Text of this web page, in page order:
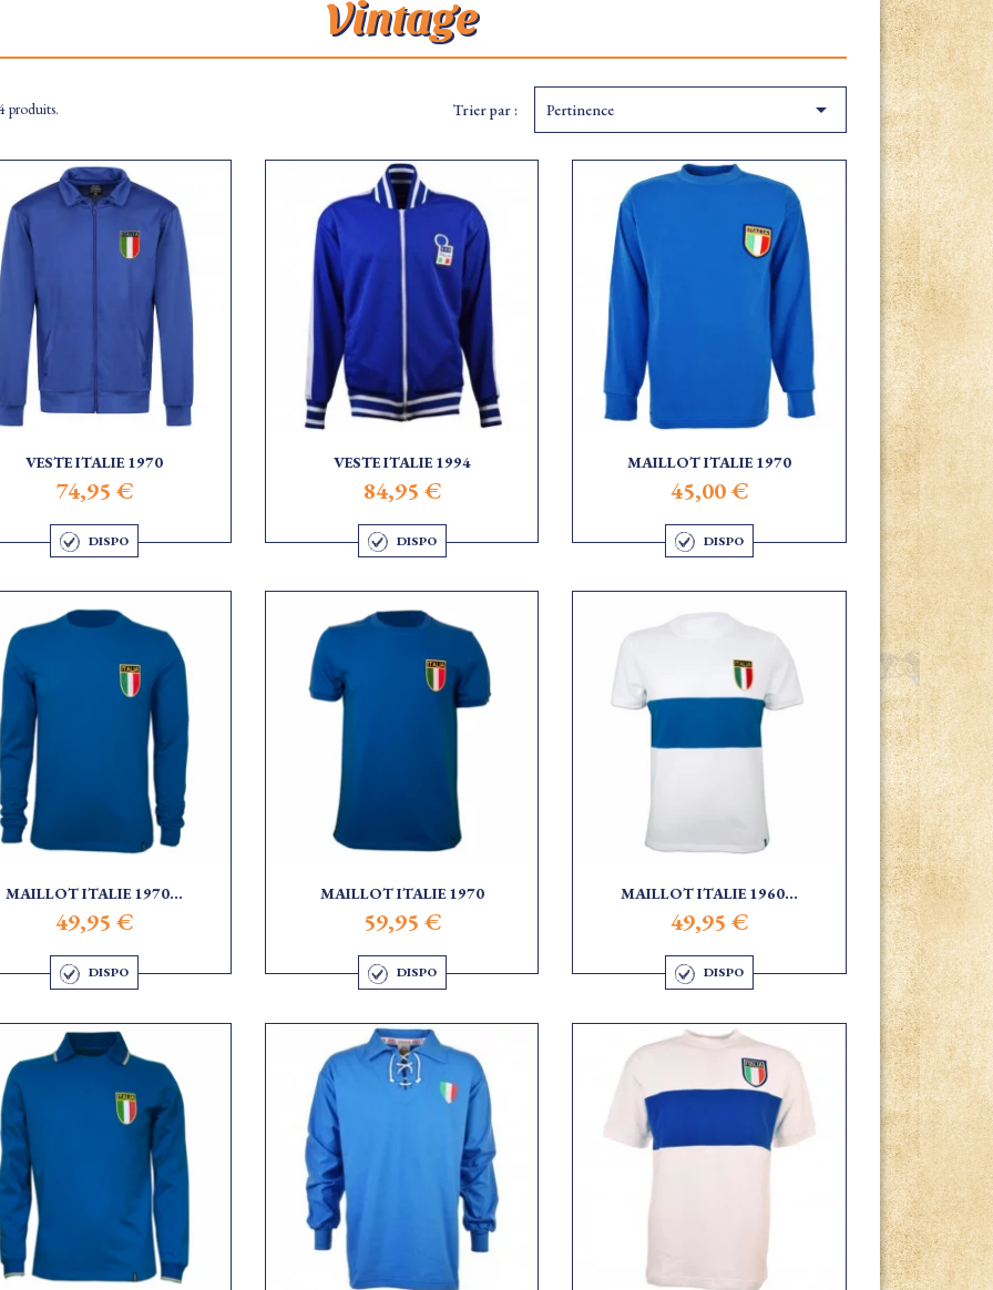
Vintage
produits. Trier par : Pertinence 
VESTE ITALIE 1970
74,95 €
DISPO
VESTE ITALIE 1994
84,95 €
DISPO
MAILLOT ITALIE 1970
45,00 €
DISPO
MAILLOT ITALIE 1970...
49,95 €
DISPO
MAILLOT ITALIE 1970
59,95 €
DISPO
MAILLOT ITALIE 1960...
49,95 €
DISPO